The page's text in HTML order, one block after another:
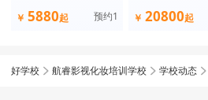
￥ 5880起 预约1
￥ 20800起
好学校 航睿影视化妆培训学校 学校动态